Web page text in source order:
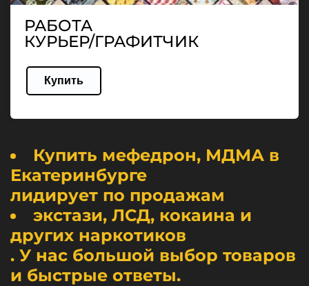
РАБОТА
КУРЬЕР/ГРАФИТЧИК
Купить
Купить мефедрон, МДМА в
Екатеринбурге
лидирует по продажам
экстази, ЛСД, кокаина и
других наркотиков
. У нас большой выбор товаров
и быстрые ответы.